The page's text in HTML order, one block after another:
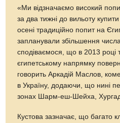
«Ми відзначаємо високий
за два тижні до вильоту
осені традиційно попит на
запланували збільшення
сподіваємося, що в 2013 році
єгипетському напрямку
говорить Аркадій Маслов,
в Україну, додаючи, що нині
зонах Шарм-еш-Шейха,
Кустова зазначає, що багато